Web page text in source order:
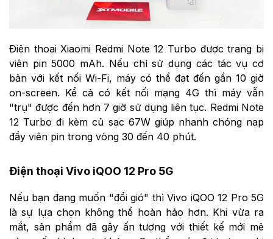
Điện thoại Xiaomi Redmi Note 12 Turbo được trang bị
viên pin 5000 mAh. Nếu chỉ sử dụng các tác vụ cơ
bản với kết nối Wi-Fi, máy có thể đạt đến gần 10 giờ
on-screen. Kể cả có kết nối mạng 4G thì máy vẫn
"trụ" được đến hơn 7 giờ sử dụng liên tục. Redmi Note
12 Turbo đi kèm củ sạc 67W giúp nhanh chóng nạp
đầy viên pin trong vòng 30 đến 40 phút.
Điện thoại Vivo iQOO 12 Pro 5G
Nếu bạn đang muốn "đổi gió" thì Vivo iQOO 12 Pro 5G
là sự lựa chọn không thể hoàn hảo hơn. Khi vừa ra
mắt, sản phẩm đã gây ấn tượng với thiết kế mới mẻ